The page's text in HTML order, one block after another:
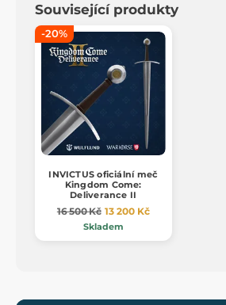
Související produkty
-20%
INVICTUS oficiální meč
Kingdom Come:
Deliverance II
16 500 Kč 13 200 Kč
Skladem